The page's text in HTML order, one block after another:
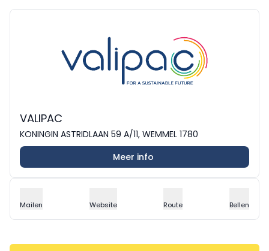
VALIPAC
KONINGIN ASTRIDLAAN 59 A/11, WEMMEL 1780
Meer info
Mailen Website Route Bellen